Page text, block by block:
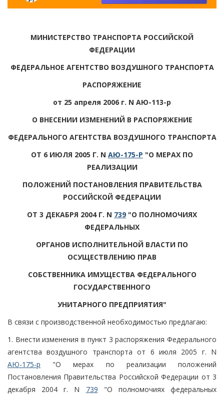
МИНИСТЕРСТВО ТРАНСПОРТА РОССИЙСКОЙ
ФЕДЕРАЦИИ
ФЕДЕРАЛЬНОЕ АГЕНТСТВО ВОЗДУШНОГО ТРАНСПОРТА
РАСПОРЯЖЕНИЕ
от 25 апреля 2006 г. N АЮ-113-р
О ВНЕСЕНИИ ИЗМЕНЕНИЙ В РАСПОРЯЖЕНИЕ
ФЕДЕРАЛЬНОГО АГЕНТСТВА ВОЗДУШНОГО ТРАНСПОРТА
ОТ 6 ИЮЛЯ 2005 Г. N АЮ-175-Р "О МЕРАХ ПО
РЕАЛИЗАЦИИ
ПОЛОЖЕНИЙ ПОСТАНОВЛЕНИЯ ПРАВИТЕЛЬСТВА
РОССИЙСКОЙ ФЕДЕРАЦИИ
ОТ 3 ДЕКАБРЯ 2004 Г. N 739 "О ПОЛНОМОЧИЯХ
ФЕДЕРАЛЬНЫХ
ОРГАНОВ ИСПОЛНИТЕЛЬНОЙ ВЛАСТИ ПО
ОСУЩЕСТВЛЕНИЮ ПРАВ
СОБСТВЕННИКА ИМУЩЕСТВА ФЕДЕРАЛЬНОГО
ГОСУДАРСТВЕННОГО
УНИТАРНОГО ПРЕДПРИЯТИЯ"
В связи с производственной необходимостью предлагаю:
1. Внести изменения в пункт 3 распоряжения Федерального
агентства воздушного транспорта от 6 июля 2005 г. N
АЮ-175-р "О мерах по реализации положений
Постановления Правительства Российской Федерации от 3
декабря 2004 г. N 739 "О полномочиях федеральных